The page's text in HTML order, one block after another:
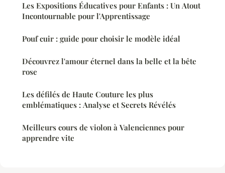
Les Expositions Éducatives pour Enfants : Un Atout
Incontournable pour l'Apprentissage
Pouf cuir : guide pour choisir le modèle idéal
Découvrez l'amour éternel dans la belle et la bête
rose
Les défilés de Haute Couture les plus
emblématiques : Analyse et Secrets Révélés
Meilleurs cours de violon à Valenciennes pour
apprendre vite